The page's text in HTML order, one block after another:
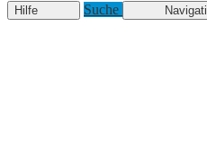
Hilfe Suche